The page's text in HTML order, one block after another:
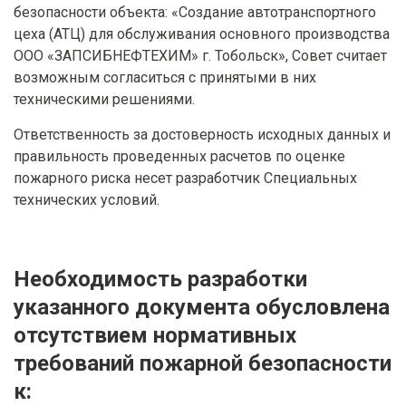
безопасности объекта: «Создание автотранспортного
цеха (АТЦ) для обслуживания основного производства
ООО «ЗАПСИБНЕФТЕХИМ» г. Тобольск», Совет считает
возможным согласиться с принятыми в них
техническими решениями.
Ответственность за достоверность исходных данных и
правильность проведенных расчетов по оценке
пожарного риска несет разработчик Специальных
технических условий.
Необходимость разработки
указанного документа обусловлена
отсутствием нормативных
требований пожарной безопасности
к: